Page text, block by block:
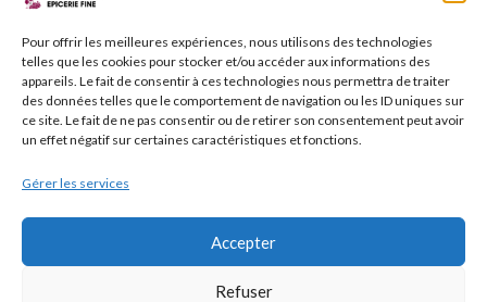
Pour offrir les meilleures expériences, nous utilisons des technologies
telles que les cookies pour stocker et/ou accéder aux informations des
appareils. Le fait de consentir à ces technologies nous permettra de traiter
des données telles que le comportement de navigation ou les ID uniques sur
ce site. Le fait de ne pas consentir ou de retirer son consentement peut avoir
un effet négatif sur certaines caractéristiques et fonctions.
Gérer les services
Accepter
Refuser
03 28 65 01 92
contact@cavegourmande.fr
www.cavegourmande.fr
L’ABUS D’ALCOOL EST DANGEREUX POUR LA SANTÉ — À
CONSOMMER AVEC MODÉRATION — INTERDICTION DE
VENTE AUX MINEURS DE MOINS DE 18 ANS